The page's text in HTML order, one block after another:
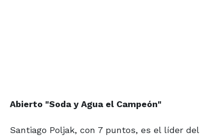
Abierto "Soda y Agua el Campeón"
Santiago Poljak, con 7 puntos, es el líder del